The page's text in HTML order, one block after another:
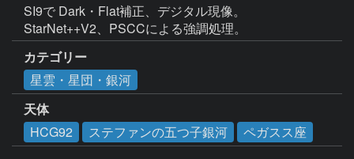
SI9で Dark・Flat補正、デジタル現像。
StarNet++V2、PSCCによる強調処理。
カテゴリー
星雲・星団・銀河
天体
HCG92
ステファンの五つ子銀河 ペガスス座